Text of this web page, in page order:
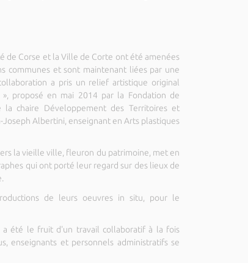
de Corse et la Ville de Corte ont été amenées
communes et sont maintenant liées par une
a pris un relief artistique original
proposé en mai 2014 par la Fondation de
chaire Développement des Territoires et
Albertini, enseignant en Arts plastiques
la vieille ville, fleuron du patrimoine, met en
qui ont porté leur regard sur des lieux de
de leurs oeuvres in situ, pour le
a été le fruit d'un travail collaboratif à la fois
enseignants et personnels administratifs se